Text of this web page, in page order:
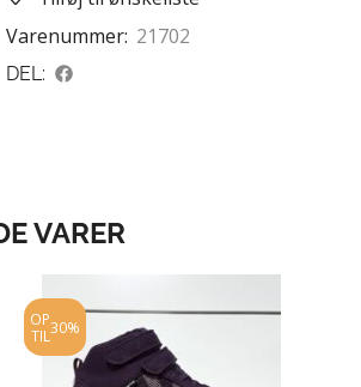
Varenummer: 21702
DEL:
VARER
OP
TIL 30%